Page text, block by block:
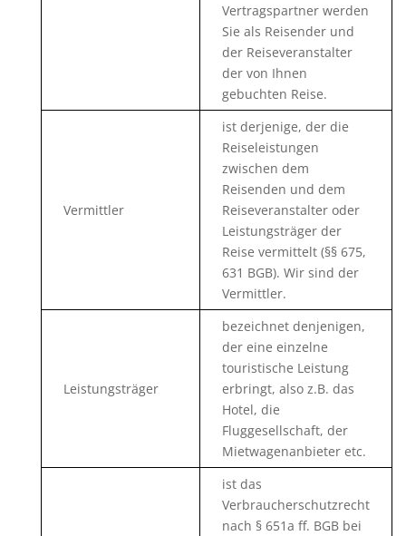
Vertragspartner werden
Sie als Reisender und
der Reiseveranstalter
der von Ihnen
gebuchten Reise.
Vermittler
ist derjenige, der die
Reiseleistungen
zwischen dem
Reisenden und dem
Reiseveranstalter oder
Leistungsträger der
Reise vermittelt (§§ 675,
631 BGB). Wir sind der
Vermittler.
Leistungsträger
bezeichnet denjenigen,
der eine einzelne
touristische Leistung
erbringt, also z.B. das
Hotel, die
Fluggesellschaft, der
Mietwagenanbieter etc.
ist das
Verbraucherschutzrecht
nach § 651a ff. BGB bei